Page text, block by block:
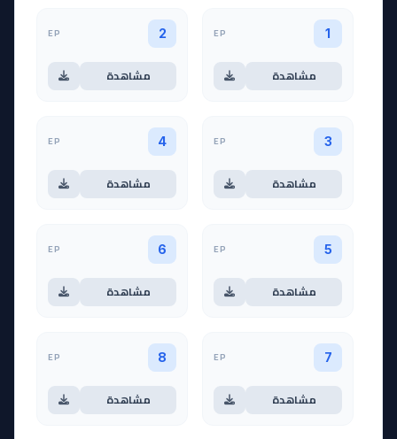
1
EP
مشاهدة
2
EP
مشاهدة
3
EP
مشاهدة
4
EP
مشاهدة
5
EP
مشاهدة
6
EP
مشاهدة
7
EP
مشاهدة
8
EP
مشاهدة